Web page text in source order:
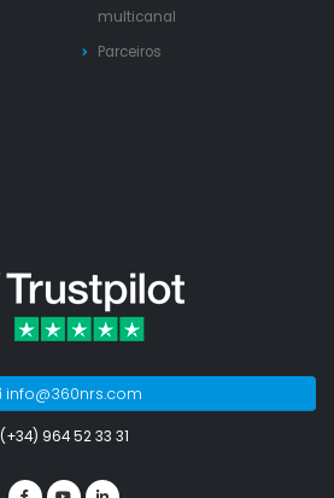
multicanal
Parceiros
info@360nrs.com
(+34) 964 52 33 31